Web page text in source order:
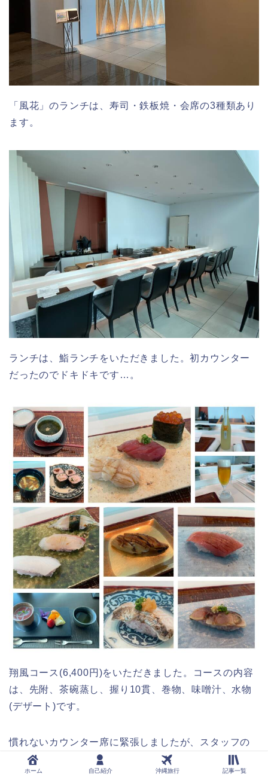
「風花」のランチは、寿司・鉄板焼・会席の3種類あり
ます。
ランチは、鮨ランチをいただきました。初カウンター
だったのでドキドキです…。
翔風コース(6,400円)をいただきました。コースの内容
は、先附、茶碗蒸し、握り10貫、巻物、味噌汁、水物
(デザート)です。
慣れないカウンター席に緊張しましたが、スタッフの
方が気さくに話しかけて下さったので楽しく食事が出
来ました。
ホーム 自己紹介 沖縄旅行 記事一覧